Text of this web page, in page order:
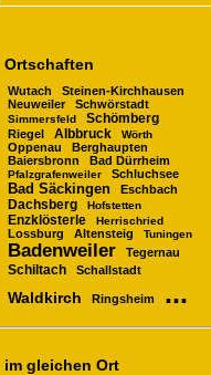
Ortschaften
Wutach
Steinen-Kirchhausen
Neuweiler
Schwörstadt
Simmersfeld Schömberg
Riegel Albbruck Wörth
Oppenau
Berghaupten
Baiersbronn
Bad Dürrheim
Pfalzgrafenweiler Schluchsee
Bad Säckingen Eschbach
Dachsberg Hofstetten
Enzklösterle Herrischried
Lossburg Altensteig Tuningen
Badenweiler Tegernau
Schiltach Schallstadt
Waldkirch Ringsheim ...
im gleichen Ort